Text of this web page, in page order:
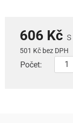
606 Kč
501 Kč bez DPH
Počet: